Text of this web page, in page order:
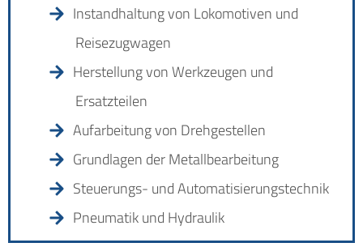
Instandhaltung von Lokomotiven und
Reisezugwagen
Herstellung von Werkzeugen und
Ersatzteilen
Aufarbeitung von Drehgestellen
Grundlagen der Metallbearbeitung
Steuerungs- und Automatisierungstechnik
Pneumatik und Hydraulik